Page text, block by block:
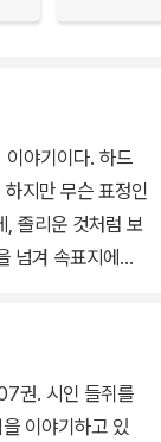
기이다. 하드
지만 무슨 표정인
, 졸리운 것처럼 보
짚을 모을 때, 프
릭, 넌 왜 일을 안
권. 시인 들쥐를
이야기하고 있